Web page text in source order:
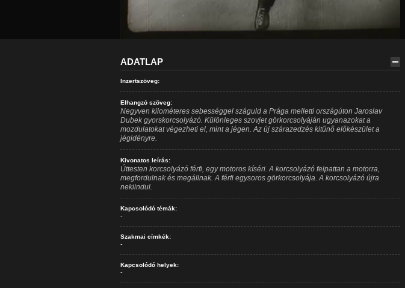
ADATLAP
Inzertszöveg:
Elhangzó szöveg:
Negyven kilométeres sebességgel száguld a Prága melletti országúton Jaroslav
Dubek gyorskorcsolyázó. Különleges szovjet görkorcsolyáján ugyanazokat a
mozdulatokat végezheti el, mint a jégen. Az új szárazedzés kitűnő előkészület a
jégidényre.
Kivonatos leírás:
Úttesten korcsolyázó férfi, egy motoros kíséri. A korcsolyázó felpattan a motorra,
megfordulnak és megállnak. A férfi egysoros görkorcsolyája. A korcsolyázó újra
nekiindul.
Kapcsolódó témák:
-
Szakmai címkék:
-
Kapcsolódó helyek:
-